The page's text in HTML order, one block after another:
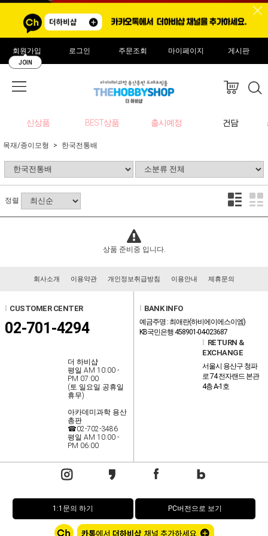
회원가입
JOIN
로그인 주문조회 마이페이지 게시판
신상품 BEST상품 출시예정 건담
목재/종이모형 한국전통배
정렬
상품 준비중 입니다.
회사소개 이용약관 개인정보취급방침 이용안내 제휴문의
l CUSTOMER CENTER
02-701-4294
더 하비샵
평일 AM 10:00 -
PM 07:00
(토.일요일.공휴일
휴무)
아카데미과학 용산
총판
☎02-702-3486
평일 AM 10:00 -
PM 06:00
l BANK INFO
예금주명 : 최애란(하비에이에스이엠)
KB국민은행 458901-04-023687
l RETURN &
EXCHANGE
서울시 용산구 청파
로 74 전자랜드 본관
4층 A-1호
1:1문의 하기 PC버전으로 보기